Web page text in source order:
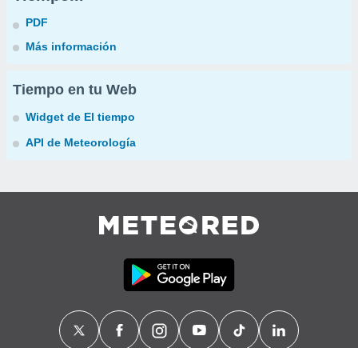
PDF
Más información
Tiempo en tu Web
Widget de El tiempo
API de Meteorología